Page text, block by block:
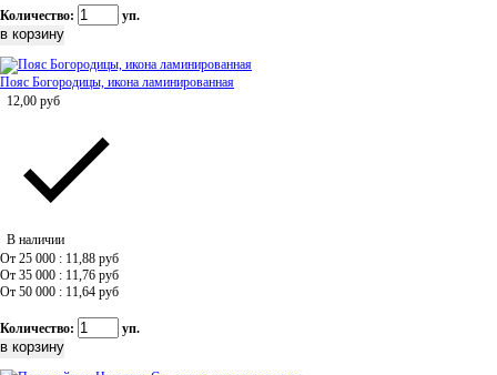
Количество: уп.
Пояс Богородицы, икона ламинированная
12,00 руб
В наличии
От 25 000 : 11,88 руб
От 35 000 : 11,76 руб
От 50 000 : 11,64 руб
Количество: уп.